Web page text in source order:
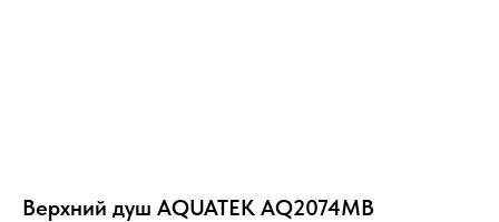
Верхний душ AQUATEK AQ2074MB